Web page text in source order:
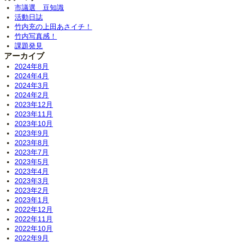
市議選 豆知識
活動日誌
竹内充の上田あさイチ！
竹内写真感！
課題発見
アーカイブ
2024年8月
2024年4月
2024年3月
2024年2月
2023年12月
2023年11月
2023年10月
2023年9月
2023年8月
2023年7月
2023年5月
2023年4月
2023年3月
2023年2月
2023年1月
2022年12月
2022年11月
2022年10月
2022年9月